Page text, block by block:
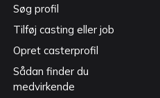
Søg profil
Tilføj casting eller job
Opret casterprofil
Sådan finder du
medvirkende